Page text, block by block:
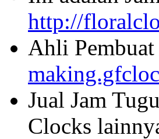
http://
Ahli
Jual Jam
Clocks